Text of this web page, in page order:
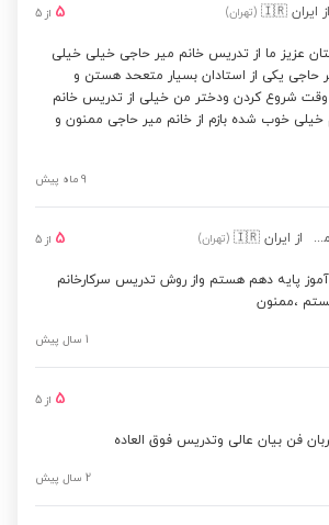
از ایران 🇮🇷 (تهران) 5 از 5
عزیز ما از تدریس خانم میر حاجی خیلی خیلی
حاجی یکی از استادان بسیار متعحد هستن و
شروع کردن ودختر من خیلی از تدریس خانم
خوب شده بازم از خانم میر حاجی ممنون و
9 ماه پیش
هستی منصوره مشایخی از ایران 🇮🇷 (تهران) 5 از 5
پایه دهم هستم واز روش تدریس سرکارخانم
،ممنون
1 سال پیش
5 از 5
فن بیان عالی وتدریس فوق العاده
2 سال پیش